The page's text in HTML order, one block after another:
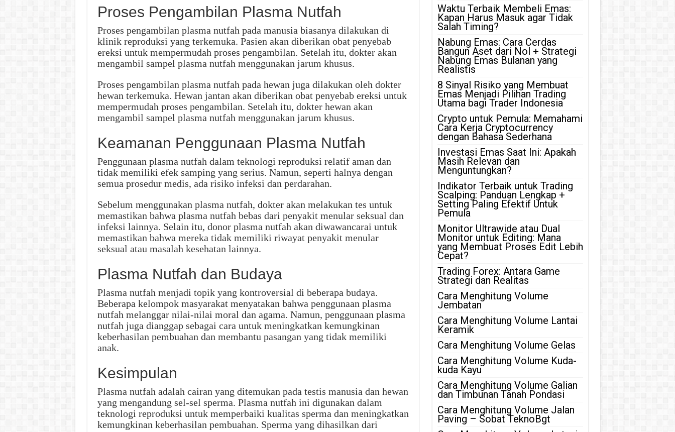
Proses Pengambilan Plasma Nutfah
Proses pengambilan plasma nutfah pada manusia biasanya dilakukan di
klinik reproduksi yang terkemuka. Pasien akan diberikan obat penyebab
ereksi untuk mempermudah proses pengambilan. Setelah itu, dokter akan
mengambil sampel plasma nutfah menggunakan jarum khusus.
Proses pengambilan plasma nutfah pada hewan juga dilakukan oleh dokter
hewan terkemuka. Hewan jantan akan diberikan obat penyebab ereksi untuk
mempermudah proses pengambilan. Setelah itu, dokter hewan akan
mengambil sampel plasma nutfah menggunakan jarum khusus.
Keamanan Penggunaan Plasma Nutfah
Penggunaan plasma nutfah dalam teknologi reproduksi relatif aman dan
tidak memiliki efek samping yang serius. Namun, seperti halnya dengan
semua prosedur medis, ada risiko infeksi dan perdarahan.
Sebelum menggunakan plasma nutfah, dokter akan melakukan tes untuk
memastikan bahwa plasma nutfah bebas dari penyakit menular seksual dan
infeksi lainnya. Selain itu, donor plasma nutfah akan diwawancarai untuk
memastikan bahwa mereka tidak memiliki riwayat penyakit menular
seksual atau masalah kesehatan lainnya.
Plasma Nutfah dan Budaya
Plasma nutfah menjadi topik yang kontroversial di beberapa budaya.
Beberapa kelompok masyarakat menyatakan bahwa penggunaan plasma
nutfah melanggar nilai-nilai moral dan agama. Namun, penggunaan plasma
nutfah juga dianggap sebagai cara untuk meningkatkan kemungkinan
keberhasilan pembuahan dan membantu pasangan yang tidak memiliki
anak.
Kesimpulan
Plasma nutfah adalah cairan yang ditemukan pada testis manusia dan hewan
yang mengandung sel-sel sperma. Plasma nutfah ini digunakan dalam
teknologi reproduksi untuk memperbaiki kualitas sperma dan meningkatkan
kemungkinan keberhasilan pembuahan. Sperma yang dihasilkan dari
Waktu Terbaik Membeli Emas:
Kapan Harus Masuk agar Tidak
Salah Timing?
Nabung Emas: Cara Cerdas
Bangun Aset dari Nol + Strategi
Nabung Emas Bulanan yang
Realistis
8 Sinyal Risiko yang Membuat
Emas Menjadi Pilihan Trading
Utama bagi Trader Indonesia
Crypto untuk Pemula: Memahami
Cara Kerja Cryptocurrency
dengan Bahasa Sederhana
Investasi Emas Saat Ini: Apakah
Masih Relevan dan
Menguntungkan?
Indikator Terbaik untuk Trading
Scalping: Panduan Lengkap +
Setting Paling Efektif Untuk
Pemula
Monitor Ultrawide atau Dual
Monitor untuk Editing: Mana
yang Membuat Proses Edit Lebih
Cepat?
Trading Forex: Antara Game
Strategi dan Realitas
Cara Menghitung Volume
Jembatan
Cara Menghitung Volume Lantai
Keramik
Cara Menghitung Volume Gelas
Cara Menghitung Volume Kuda-
kuda Kayu
Cara Menghitung Volume Galian
dan Timbunan Tanah Pondasi
Cara Menghitung Volume Jalan
Paving – Sobat TeknoBgt